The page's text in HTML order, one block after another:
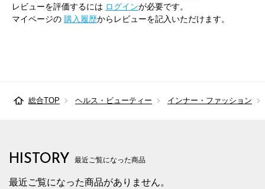
レビューを評価するには ログインが必要です。
マイページの 購入履歴からレビューを記入いただけます。
総合TOP ヘルス・ビューティー インナー・ファッション
HISTORY 最近ご覧になった商品
最近ご覧になった商品がありません。